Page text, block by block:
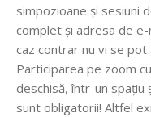
simpozioane și sesiuni
complet și adresa de
caz contrar nu vi se pot
Participarea pe zoom
deschisă, într-un spațiu
sunt obligatorii! Altfel